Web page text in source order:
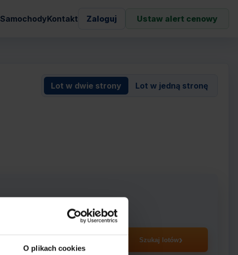
O plikach cookies
SamochodyKontakt Zaloguj Ustaw alert cenowy
Lot w dwie strony Lot w jedną stronę
Szukaj lotów